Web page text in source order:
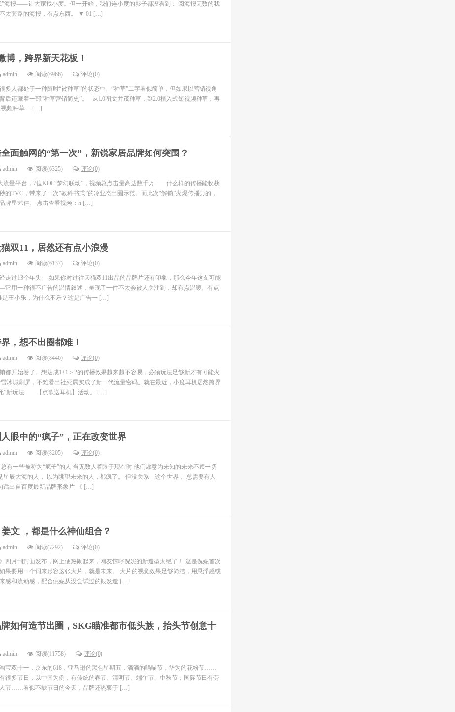
”海报——让大家找小度。但一开始，我们连小度的影子都没看到： 阅海报无数的我
太套路的海报，有点东西。 ▼ 01 […]
博，跨界新天花板！
admin 阅读(6966) 评论(0)
多人都处于一种随时“被种草”的状态中。“种草”二字看似简单，但如果以营销视角
后还藏着一部“种草营销简史”。 从1.0图文并茂种草，到2.0植入式短视频种草，再
视频种草— […]
面触网的“第一次”，新锐家居品牌如何突围？
admin 阅读(6325) 评论(0)
流量平台，7位KOL“梦幻联动”，视频总点击量高达数千万——什么样的传播能收获
的TVC，带来了一次“教科书式”的冷业态出圈示范。而此次“解锁”火爆传播力的，
牌星艺佳。 点击查看视频：h […]
双11，居然还有点小浪漫
admin 阅读(6137) 评论(0)
走过13个年头。 如果你对过往天猫双11出品的品牌片还有印象，那么今年这支可能
用一种很不广告的温情叙述，呈现了一件不太会被人关注到，却有点温暖、有点
王小乐，为什么不乐？这是广告一 […]
，想不出圈都难！
admin 阅读(8446) 评论(0)
都开始卷了。想达成1+1＞2的传播效果越来越不容易，必须玩法足够新才有可能火
冰城刷屏，不难看出社死属实成了新一代流量密码。就在最近，小度耳机居然跨界
”新玩法——【点歌送耳机】活动。 […]
眼中的“疯子”，正在改变世界
admin 阅读(8205) 评论(0)
有一些被称为“疯子”的人 当无数人着眼于现在时 他们愿意为未知的未来不顾一切
星辰大海的人， 以为眺望未来的人，都疯了。 但没关系，这个世界， 总需要有人
话出自百度最新品牌形象片 《 […]
文 ，都是什么神仙组合？
admin 阅读(7292) 评论(0)
四月刊封面发布，网上便热闹起来，网友惊呼倪妮的新造型太绝了！ 这是倪妮首次
果要用一个词来形容这张大片，就是未来。 大片的视觉效果足够简洁，用悬浮感或
感和流动感，配合倪妮从没尝试过的银发造 […]
如何造节出圈，SKG瞄准都市低头族，抬头节创意十
admin 阅读(11758) 评论(0)
宝双十一，京东的618，亚马逊的黑色星期五，滴滴的喵喵节，华为的花粉节……
很多节日，以中国为例，有传统的春节、清明节、端午节、中秋节；国际节日有劳
节……看似不缺节日的今天，品牌还热衷于 […]